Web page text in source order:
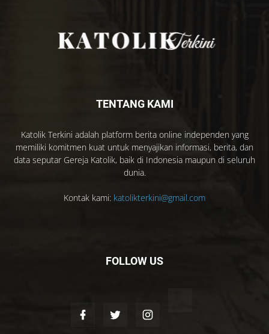
TENTANG KAMI
Katolik Terkini adalah platform berita online independen yang
memiliki komitmen kuat untuk menyajikan informasi, berita, dan
data seputar Gereja Katolik, baik di Indonesia maupun di seluruh
dunia.
Kontak kami: katolikterkini@gmail.com
FOLLOW US